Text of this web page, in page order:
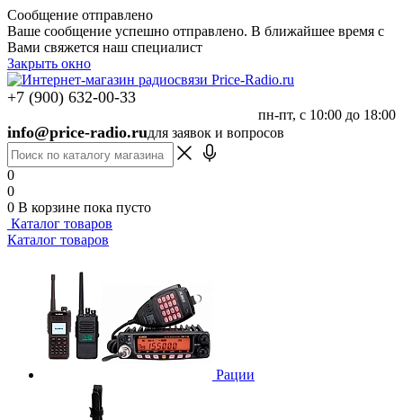
Сообщение отправлено
Ваше сообщение успешно отправлено. В ближайшее время с
Вами свяжется наш специалист
Закрыть окно
+7 (900) 632-00-33
пн-пт, с 10:00 до 18:00
info@price-radio.ruдля заявок и вопросов
0
0
0 В корзине пока пусто
Каталог товаров
Каталог товаров
Рации